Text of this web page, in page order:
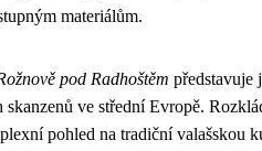
materiálům.
pod Radhoštěm představuje
ve střední Evropě.
pohled na tradiční valašskou